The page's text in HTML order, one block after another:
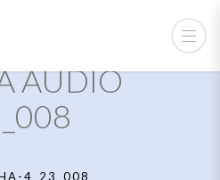
AUDIO
4_23_008